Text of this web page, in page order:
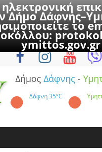
ηλεκτρονική
Δήμο
το
ymittos.gov.gr
Παρασκευή, 7 Αυγούστου
Δήμος Δάφνης -
Δάφνη35°C